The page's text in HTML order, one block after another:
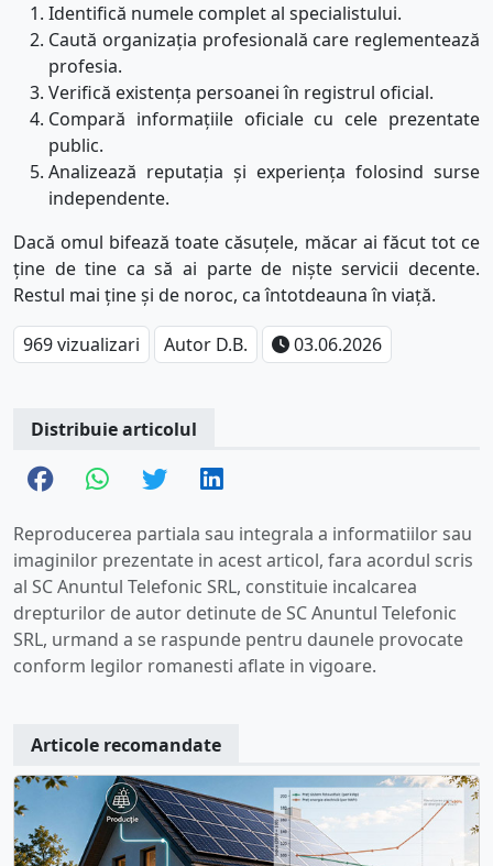
Identifică numele complet al specialistului.
Caută organizația profesională care reglementează
profesia.
Verifică existența persoanei în registrul oficial.
Compară informațiile oficiale cu cele prezentate
public.
Analizează reputația și experiența folosind surse
independente.
Dacă omul bifează toate căsuțele, măcar ai făcut tot ce
ține de tine ca să ai parte de niște servicii decente.
Restul mai ține și de noroc, ca întotdeauna în viață.
969 vizualizari Autor D.B. 03.06.2026
Distribuie articolul
Reproducerea partiala sau integrala a informatiilor sau
imaginilor prezentate in acest articol, fara acordul scris
al SC Anuntul Telefonic SRL, constituie incalcarea
drepturilor de autor detinute de SC Anuntul Telefonic
SRL, urmand a se raspunde pentru daunele provocate
conform legilor romanesti aflate in vigoare.
Articole recomandate